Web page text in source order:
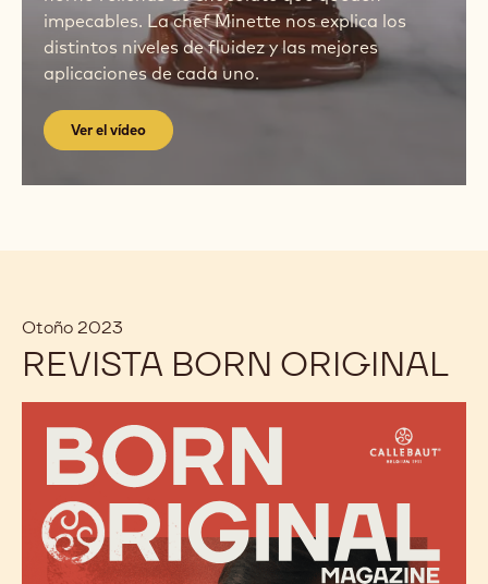
impecables. La chef Minette nos explica los
distintos niveles de fluidez y las mejores
aplicaciones de cada uno.
Ver el vídeo
Otoño 2023
REVISTA BORN ORIGINAL